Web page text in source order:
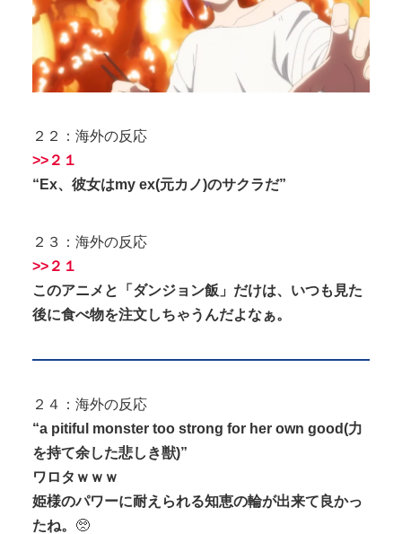
２２：海外の反応
>>２１
“Ex、彼女はmy ex(元カノ)のサクラだ”
２３：海外の反応
>>２１
このアニメと「ダンジョン飯」だけは、いつも見た
後に食べ物を注文しちゃうんだよなぁ。
２４：海外の反応
“a pitiful monster too strong for her own good(力
を持て余した悲しき獣)”
ワロタｗｗｗ
姫様のパワーに耐えられる知恵の輪が出来て良かっ
たね。 🥺